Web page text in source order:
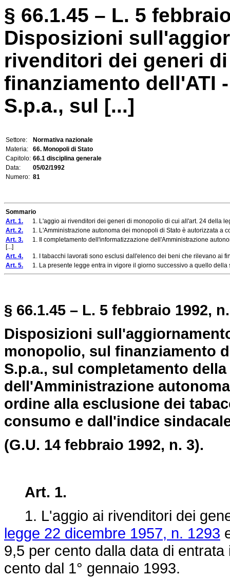
§ 66.1.45 – L. 5
Disposizioni
rivenditori dei generi
finanziamento dell'ATI
S.p.a., sul [...]
Settore:
Normativa nazionale
Materia:
66. Monopoli di Stato
Capitolo: 66.1 disciplina generale
Data:
05/02/1992
Numero: 81
Sommario
Art. 1. 1. L'aggio ai rivenditori dei generi di monopolio di cui all'art. 24 della
Art. 2. 1. L'Amministrazione autonoma dei monopoli di Stato è autorizzata a
Art. 3. 1. Il completamento dell'informatizzazione dell'Amministrazione
[...]
Art. 4. 1. I tabacchi lavorati sono esclusi dall'elenco dei beni che rilevano ai
Art. 5. 1. La presente legge entra in vigore il giorno successivo a quello
§ 66.1.45 – L. 5 febbraio 1992,
Disposizioni
monopolio, sul finanziamento
S.p.a., sul completamento
dell'Amministrazione
ordine alla esclusione dei
consumo e dall'indice
(G.U. 14 febbraio 1992, n. 3).
Art. 1.
1. L'aggio ai rivenditori dei
legge 22 dicembre 1957, n. 1293
9,5 per cento dalla data di
cento dal 1° gennaio 1993.